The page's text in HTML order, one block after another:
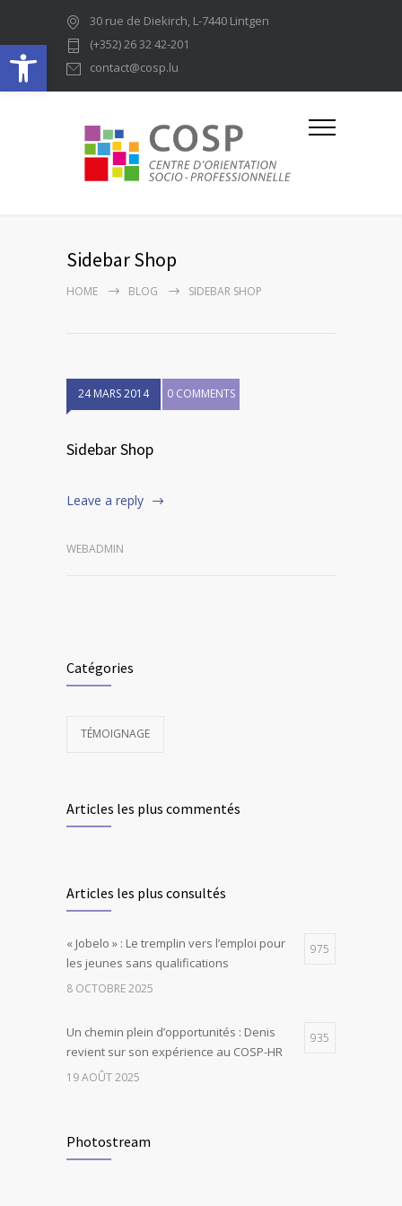
Ouvrir la barre d’outils
30 rue de Diekirch, L-7440 Lintgen
(+352) 26 32 42-201
contact@cosp.lu
Sidebar Shop
HOME BLOG SIDEBAR SHOP
24 MARS 2014 0 COMMENTS
Sidebar Shop
Leave a reply
WEBADMIN
Catégories
TÉMOIGNAGE
Articles les plus commentés
Articles les plus consultés
« Jobelo » : Le tremplin vers l’emploi pour
les jeunes sans qualifications
975
8 OCTOBRE 2025
Un chemin plein d’opportunités : Denis
revient sur son expérience au COSP-HR
935
19 AOÛT 2025
Photostream